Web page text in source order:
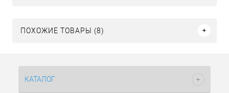
ПОХОЖИЕ ТОВАРЫ (8)
КАТАЛОГ